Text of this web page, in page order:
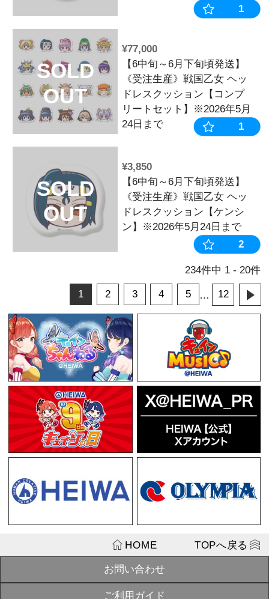
日まで
SOLD
OUT
¥6,600
キュイン萌ー
SUMMER 福
OUT
¥22,000
戦国乙女 再
ホルダーアク
プリートセッ
SOLD
OUT
¥1,100
戦国乙女 再
ホルダーアク